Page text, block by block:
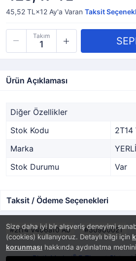
Size daha iyi bir alışveriş deneyimi
(cookies) kullanıyoruz. Detaylı bilgi için
korunması hakkında aydınlatma
45,52 TL×12 Ay'a Varan Taksit
Takım
Ürün Açıklaması
Diğer Özellikler
Stok Kodu
2T14
Marka
YERLİ
Stok Durumu
Var
Taksit / Ödeme Seçenekleri
2t14 V406a10 Ab 30980021
PlatinMarket®E-Ticaret Sistemi